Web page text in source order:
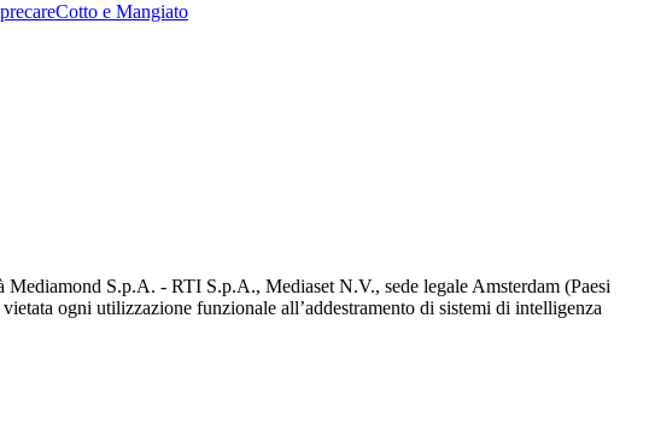
Cotto e Mangiato
S.p.A. - RTI S.p.A., Mediaset N.V., sede legale Amsterdam (Paesi
ogni utilizzazione funzionale all’addestramento di sistemi di intelligenza